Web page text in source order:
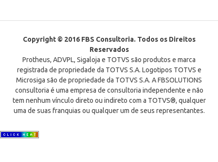
Copyright © 2016 FBS Consultoria. Todos os Direitos
Reservados
Protheus, ADVPL, Sigaloja e TOTVS são produtos e marca
registrada de propriedade da TOTVS S.A. Logotipos TOTVS e
Microsiga são de propriedade da TOTVS S.A. A FBSOLUTIONS
consultoria é uma empresa de consultoria independente e não
tem nenhum vínculo direto ou indireto com a TOTVS®, qualquer
uma de suas franquias ou qualquer um de seus representantes.